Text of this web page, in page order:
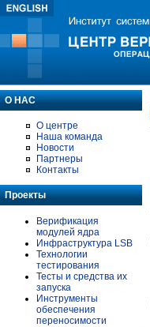
О НАС
О центре
Наша команда
Новости
Партнеры
Контакты
Проекты
Верификация
модулей ядра
Инфраструктура LSB
Технологии
тестирования
Тесты и средства их
запуска
Инструменты
обеспечения
переносимости